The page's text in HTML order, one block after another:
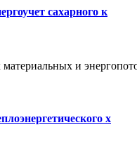
сахарного к
и
х